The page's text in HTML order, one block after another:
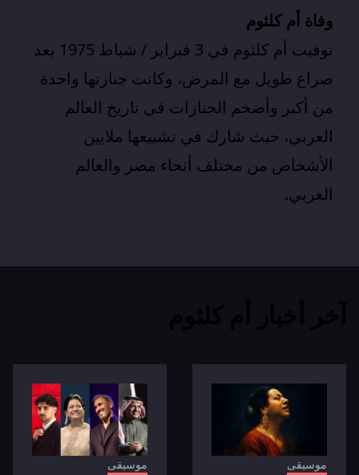
وفاة أم كلثوم
توفيت أم كلثوم في 3 فبراير / شباط 1975 بعد
صراع طويل مع المرض، وكانت جنازتها واحدة
من أكبر وأضخم الجنازات في تاريخ العالم
العربي، حيث شارك في تشييعها ملايين
الأشخاص من مختلف أنحاء مصر والعالم
العربي.
موسيقى موسيقى